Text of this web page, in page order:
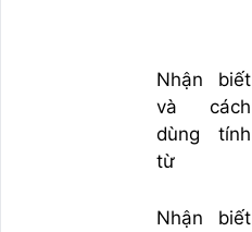
Nhận biết
và cách
dùng tính
từ
Nhận biết